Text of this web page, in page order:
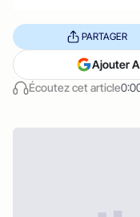
Écoutez cet article
PARTAGER
Ajouter